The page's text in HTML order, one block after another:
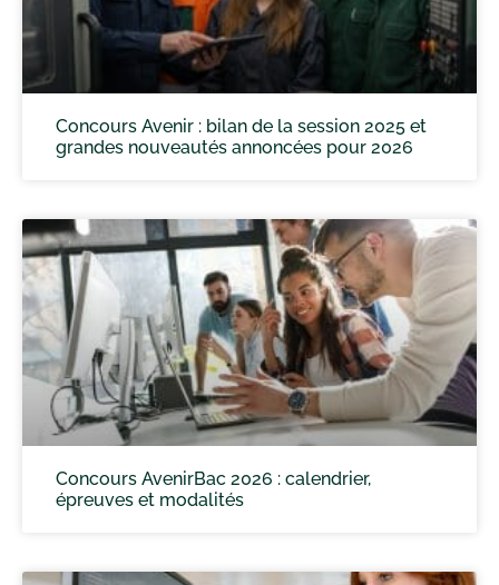
Concours Avenir : bilan de la session 2025 et
grandes nouveautés annoncées pour 2026
Concours AvenirBac 2026 : calendrier,
épreuves et modalités